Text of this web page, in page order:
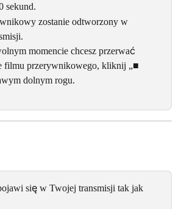
sekund.
zostanie odtworzony w
momencie chcesz przerwać
filmu przerywnikowego, kliknij „■
dolnym rogu.
się w Twojej transmisji tak jak